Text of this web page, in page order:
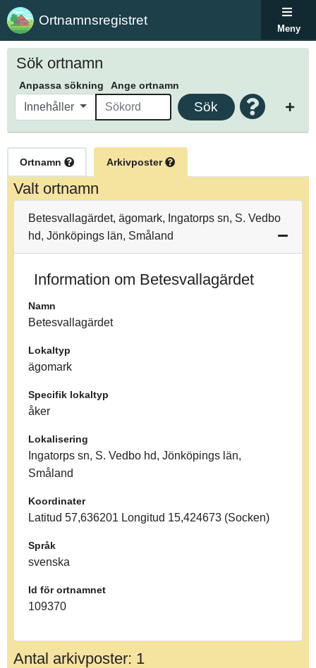
Ortnamnsregistret
Meny
Sök ortnamn
Anpassa sökning Ange ortnamn
Innehåller Sök
Ortnamn Arkivposter
Valt ortnamn
Betesvallagärdet, ägomark, Ingatorps sn, S. Vedbo
hd, Jönköpings län, Småland
Information om Betesvallagärdet
Namn
Betesvallagärdet
Lokaltyp
ägomark
Specifik lokaltyp
åker
Lokalisering
Ingatorps sn, S. Vedbo hd, Jönköpings län,
Småland
Koordinater
Latitud 57,636201 Longitud 15,424673 (Socken)
Språk
svenska
Id för ortnamnet
109370
Antal arkivposter: 1